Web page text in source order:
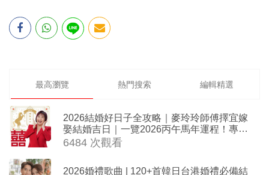
最高瀏覽 熱門搜索 編輯精選
2026結婚好日子全攻略｜麥玲玲師傅擇宜嫁
娶結婚吉日｜一覽2026丙午馬年運程！專業
擇日結婚+避開沖煞生肖指南
6484 次觀看
2026婚禮歌曲 | 120+首韓日台港婚禮必備結